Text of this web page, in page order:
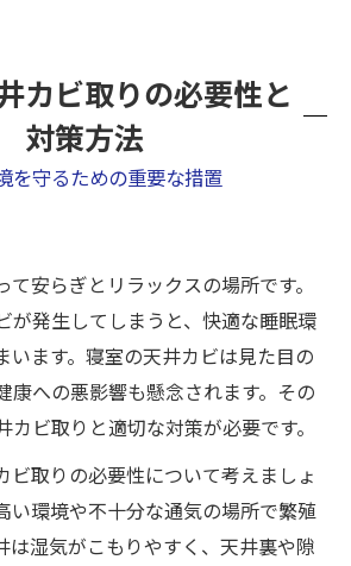
カビ取りの必要性と
対策方法
を守るための重要な措置
安らぎとリラックスの場所です。
が発生してしまうと、快適な睡眠環
います。寝室の天井カビは見た目の
康への悪影響も懸念されます。その
カビ取りと適切な対策が必要です。
ビ取りの必要性について考えましょ
い環境や不十分な通気の場所で繁殖
は湿気がこもりやすく、天井裏や隙